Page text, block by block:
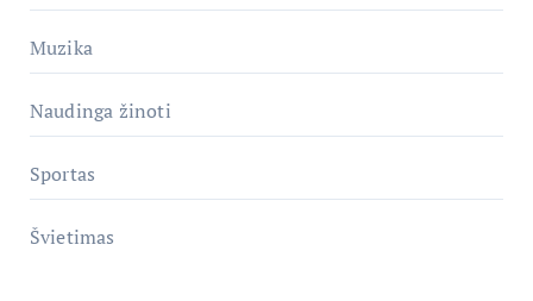
Muzika
Naudinga žinoti
Sportas
Švietimas